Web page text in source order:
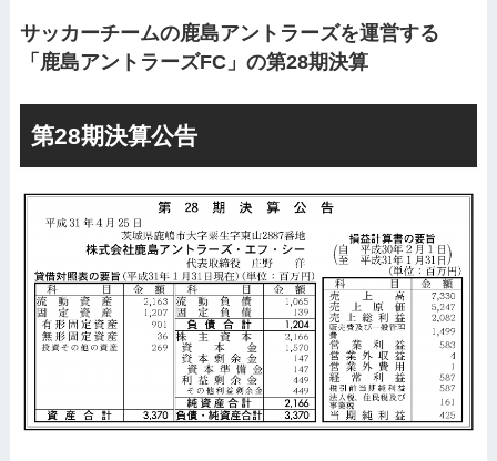
サッカーチームの鹿島アントラーズを運営する
「鹿島アントラーズFC」の第28期決算
第28期決算公告